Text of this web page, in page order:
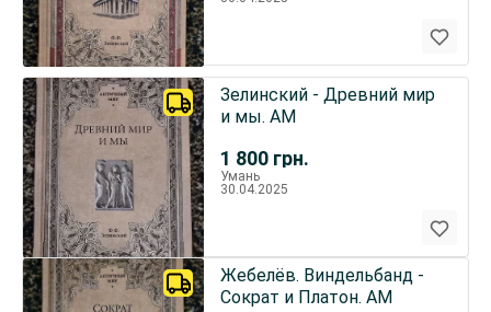
1 800 грн.
Зелинский - Древний мир
и мы. АМ
Умань
30.04.2025
Жебелёв. Виндельбанд -
Сократ и Платон. АМ